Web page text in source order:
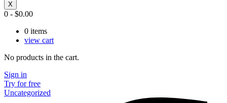
X
0 - $0.00
0 items
view cart
No products in the cart.
Sign in
Try for free
Uncategorized